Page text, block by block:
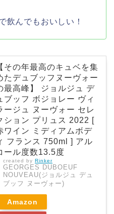
飲んでもおいしい！
【その年最高のキュベを集
たデュブッフヌーヴォー
最高峰】 ジョルジュ デ
ブッフ ボジョレー ヴィ
ージュ ヌーヴォー セレ
ション プリュス 2022 [
ワイン ミディアムボデ
フランス 750ml ] アル
ール度数13.5度
created by Rinker
GEORGES DUBOEUF
NOUVEAU(ジョルジュ デュ
ブッフ ヌーヴォー)
Amazon